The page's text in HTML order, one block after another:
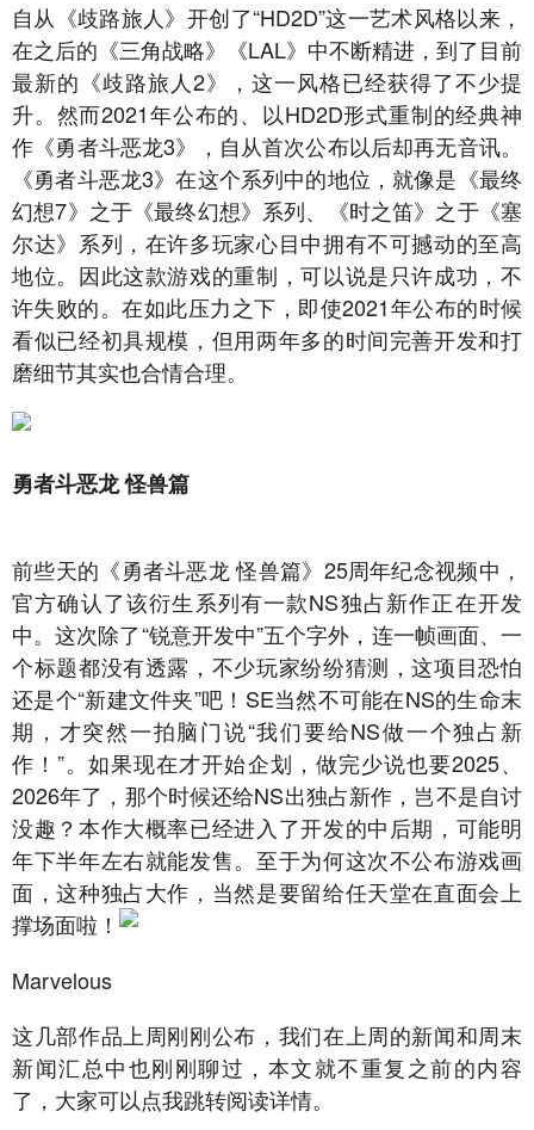
自从《歧路旅人》开创了“HD2D”这一艺术风格以来，
在之后的《三角战略》《LAL》中不断精进，到了目前
最新的《歧路旅人2》，这一风格已经获得了不少提
升。然而2021年公布的、以HD2D形式重制的经典神
作《勇者斗恶龙3》，自从首次公布以后却再无音讯。
《勇者斗恶龙3》在这个系列中的地位，就像是《最终
幻想7》之于《最终幻想》系列、《时之笛》之于《塞
尔达》系列，在许多玩家心目中拥有不可撼动的至高
地位。因此这款游戏的重制，可以说是只许成功，不
许失败的。在如此压力之下，即使2021年公布的时候
看似已经初具规模，但用两年多的时间完善开发和打
磨细节其实也合情合理。
勇者斗恶龙 怪兽篇
前些天的《勇者斗恶龙 怪兽篇》25周年纪念视频中，
官方确认了该衍生系列有一款NS独占新作正在开发
中。这次除了“锐意开发中”五个字外，连一帧画面、一
个标题都没有透露，不少玩家纷纷猜测，这项目恐怕
还是个“新建文件夹”吧！SE当然不可能在NS的生命末
期，才突然一拍脑门说“我们要给NS做一个独占新
作！”。如果现在才开始企划，做完少说也要2025、
2026年了，那个时候还给NS出独占新作，岂不是自讨
没趣？本作大概率已经进入了开发的中后期，可能明
年下半年左右就能发售。至于为何这次不公布游戏画
面，这种独占大作，当然是要留给任天堂在直面会上
撑场面啦！
Marvelous
这几部作品上周刚刚公布，我们在上周的新闻和周末
新闻汇总中也刚刚聊过，本文就不重复之前的内容
了，大家可以点我跳转阅读详情。